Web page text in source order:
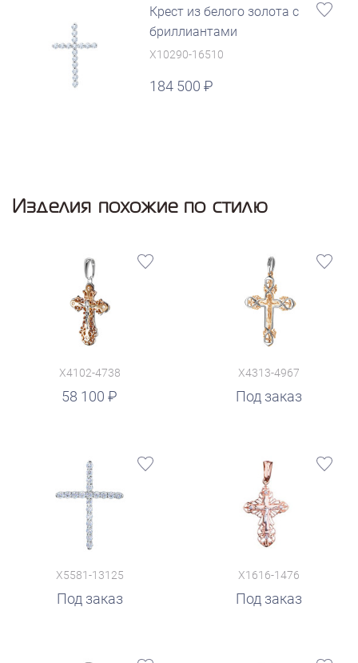
Крест из белого золота с
бриллиантами
X10290-16510
184 500
Изделия похожие по стилю
X4102-4738
58 100
X4313-4967
Под заказ
X5581-13125
Под заказ
X1616-1476
Под заказ